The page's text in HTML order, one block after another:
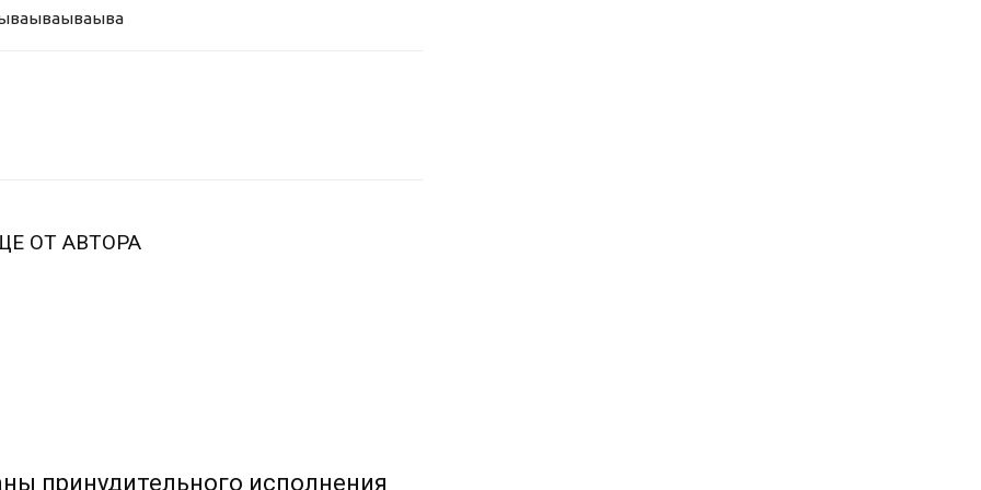
ываываыва
ОТ АВТОРА
принудительного исполнения